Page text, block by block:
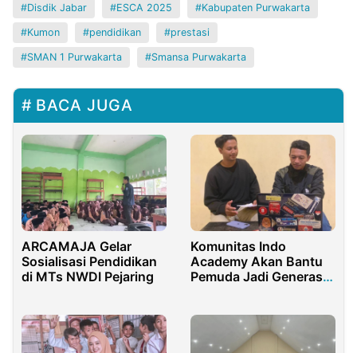
Disdik Jabar ESCA 2025 Kabupaten Purwakarta
Kumon pendidikan prestasi
SMAN 1 Purwakarta Smansa Purwakarta
BACA JUGA
ARCAMAJA Gelar
Sosialisasi Pendidikan
di MTs NWDI Pejaring
Komunitas Indo
Academy Akan Bantu
Pemuda Jadi Generasi